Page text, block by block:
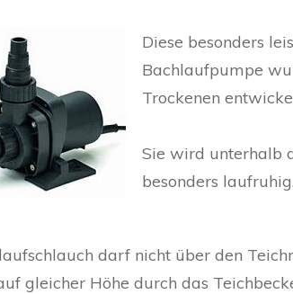
Diese besonders
Bachlaufpumpe
Trockenen
Sie wird unterhalb
besonders laufruhig.
darf nicht über den
gleicher Höhe durch das